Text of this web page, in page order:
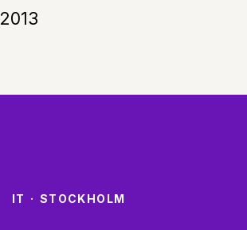
2013
IT · STOCKHOLM